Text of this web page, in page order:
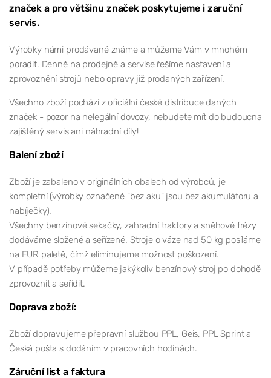
značek a pro většinu značek poskytujeme i zaruční
servis.
Výrobky námi prodávané známe a můžeme Vám v mnohém
poradit. Denně na prodejně a servise řešíme nastavení a
zprovoznění strojů nebo opravy již prodaných zařízení.
Všechno zboží pochází z oficiální české distribuce daných
značek - pozor na nelegální dovozy, nebudete mít do budoucna
zajištěný servis ani náhradní díly!
Balení zboží
Zboží je zabaleno v originálních obalech od výrobců, je
kompletní (výrobky označené "bez aku" jsou bez akumulátoru a
nabíječky).
Všechny benzínové sekačky, zahradní traktory a sněhové frézy
dodáváme složené a seřízené. Stroje o váze nad 50 kg posíláme
na EUR paletě, čímž eliminujeme možnost poškození.
V případě potřeby můžeme jakýkoliv benzínový stroj po dohodě
zprovoznit a seřídit.
Doprava zboží:
Zboží dopravujeme přepravní službou PPL, Geis, PPL Sprint a
Česká pošta s dodáním v pracovních hodinách.
Záruční list a faktura